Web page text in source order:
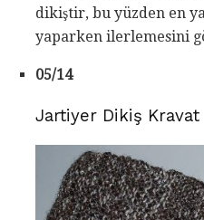
dikiştir, bu yüzden en
yaparken ilerlemesini
05/14
Jartiyer Dikiş Kravat